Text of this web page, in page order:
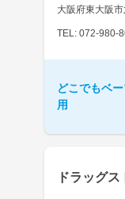
大阪府東大阪
TEL: 072-980-
どこでもベ
用
ドラッグ